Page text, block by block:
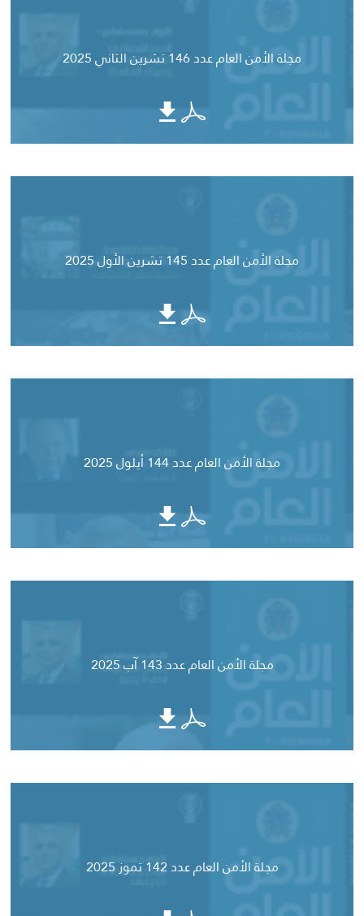
مجلة الأمن العام عدد 146 تشرين الثاني 2025
مجلة الأمن العام عدد 145 تشرين الأول 2025
مجلة الأمن العام عدد 144 أيلول 2025
مجلة الأمن العام عدد 143 آب 2025
مجلة الأمن العام عدد 142 تموز 2025